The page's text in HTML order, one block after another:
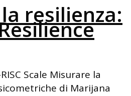
resilienza:
Scale Misurare la
di Marijana